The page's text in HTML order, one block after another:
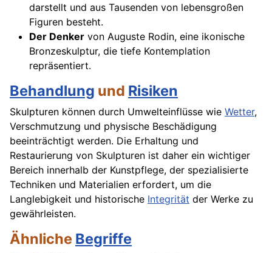
darstellt und aus Tausenden von lebensgroßen
Figuren besteht.
Der Denker von Auguste Rodin, eine ikonische
Bronzeskulptur, die tiefe Kontemplation
repräsentiert.
Behandlung und Risiken
Skulpturen können durch Umwelteinflüsse wie Wetter,
Verschmutzung und physische Beschädigung
beeinträchtigt werden. Die Erhaltung und
Restaurierung von Skulpturen ist daher ein wichtiger
Bereich innerhalb der Kunstpflege, der spezialisierte
Techniken und Materialien erfordert, um die
Langlebigkeit und historische Integrität der Werke zu
gewährleisten.
Ähnliche Begriffe